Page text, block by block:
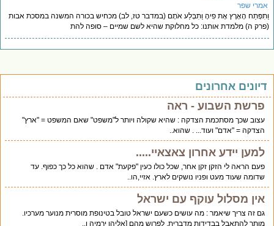
שפר
הָאָרֶץ אֶת פִיהָ וַתִבְּלַע אֹתָם (במדבר טז, לב) מכחיש בכורה המשנה במסכת אבות
ה) מלמדת אותנו: כל מחלוקת שהיא לשם שמיים – סופה להת
אחרונים
פרשת השבוע - ראה
עצוב שכך מסתכמת הצדקה : שהיא שקולה ויותר ל"משפט" שאם המשפט = "ארץ"
הצדקה = "אדם" ועוד... . שהוא..
למען יידע אחרון צאצאיי.....
פעם הראה לי הזקן זקן אחר, שכל כולו כעין "פקעת" אדם . שהוא כל כך כפוף. עד
שדומה שעוד מעט ופניו נושקים לארץ. אזיי,הו..
אין מסלול עוקף עם ישראל
גם זה צריך שיאמר : מה עושים כשעם ישראל טובל בטינופת מוסרית מנוער מערכיו.
מותר להתאבל בבדידות מדברית. לפרוש מהם [אליהו ירמיה ו..